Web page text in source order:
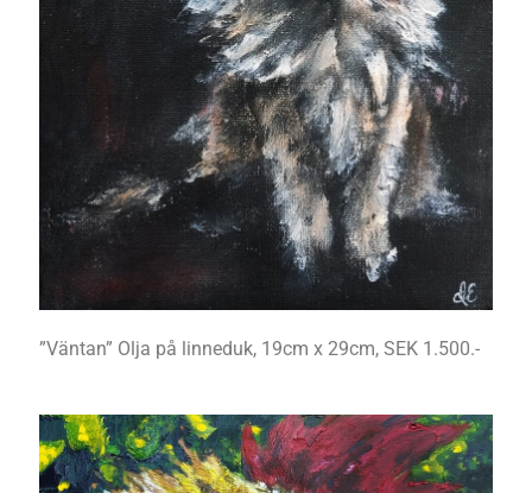
”Väntan” Olja på linneduk, 19cm x 29cm, SEK 1.500.-